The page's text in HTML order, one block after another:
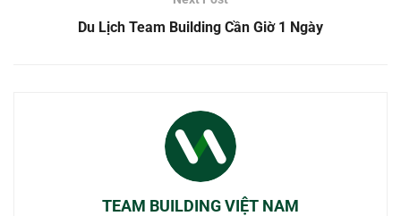
Du Lịch Team Building Cần Giờ 1 Ngày
TEAM BUILDING VIỆT NAM